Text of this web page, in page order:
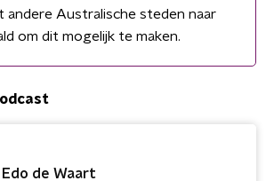
andere Australische steden naar
om dit mogelijk te maken.
Edo de Waart